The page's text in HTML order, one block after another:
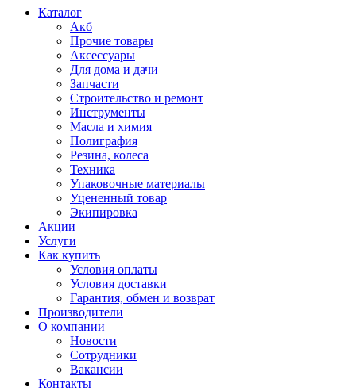
Каталог
Акб
Прочие товары
Аксессуары
Для дома и дачи
Запчасти
Строительство и ремонт
Инструменты
Масла и химия
Полиграфия
Резина, колеса
Техника
Упаковочные материалы
Уцененный товар
Экипировка
Акции
Услуги
Как купить
Условия оплаты
Условия доставки
Гарантия, обмен и возврат
Производители
О компании
Новости
Сотрудники
Вакансии
Контакты